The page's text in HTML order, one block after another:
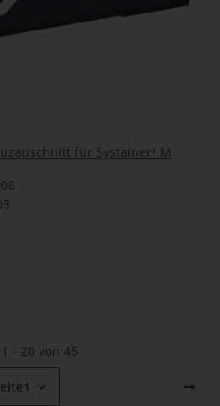
für Systainer³ M
- 20 von 45
1